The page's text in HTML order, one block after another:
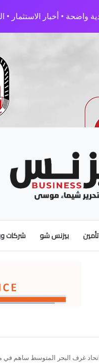
واضحة • أخبار الاستثمار •
تأمين بيزنس شو شركات
غرف البحر المتوسط ساهم في